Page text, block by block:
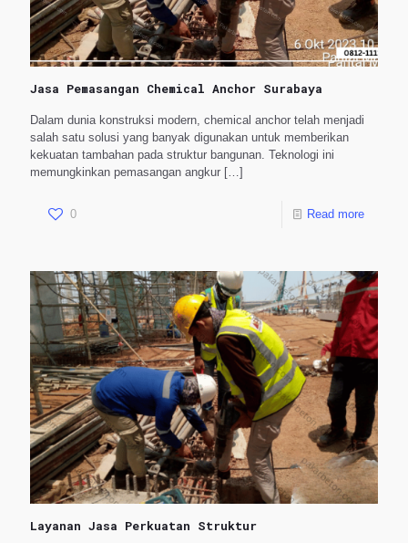
Jasa Pemasangan Chemical Anchor Surabaya
Dalam dunia konstruksi modern, chemical anchor telah menjadi
salah satu solusi yang banyak digunakan untuk memberikan
kekuatan tambahan pada struktur bangunan. Teknologi ini
memungkinkan pemasangan angkur […]
0 Read more
Layanan Jasa Perkuatan Struktur